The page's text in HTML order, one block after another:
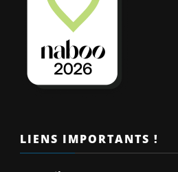
LIENS IMPORTANTS !